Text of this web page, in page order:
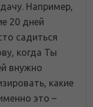
Например,
20 дней
садиться
когда Ты
внужно
какие
это –